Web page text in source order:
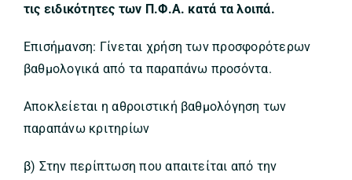
τις ειδικότητες των Π.Φ.Α. κατά τα λοιπά.
Επισήμανση: Γίνεται χρήση των προσφορότερων
βαθμολογικά από τα παραπάνω προσόντα.
Αποκλείεται η αθροιστική βαθμολόγηση των
παραπάνω κριτηρίων
β) Στην περίπτωση που απαιτείται από την